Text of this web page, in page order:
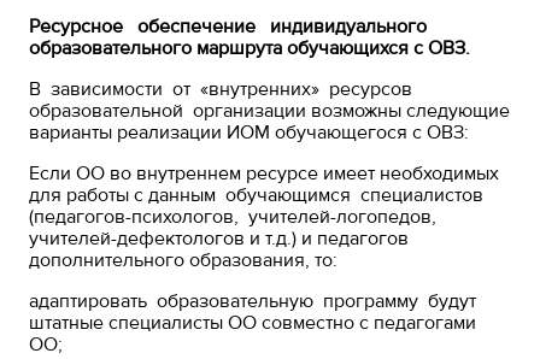
Ресурсное обеспечение индивидуального
образовательного маршрута обучающихся с ОВЗ.
В зависимости от «внутренних» ресурсов
образовательной организации возможны следующие
варианты реализации ИОМ обучающегося с ОВЗ:
Если ОО во внутреннем ресурсе имеет необходимых
для работы с данным обучающимся специалистов
(педагогов-психологов, учителей-логопедов,
учителей-дефектологов и т.д.) и педагогов
дополнительного образования, то:
адаптировать образовательную программу будут
штатные специалисты ОО совместно с педагогами
ОО;